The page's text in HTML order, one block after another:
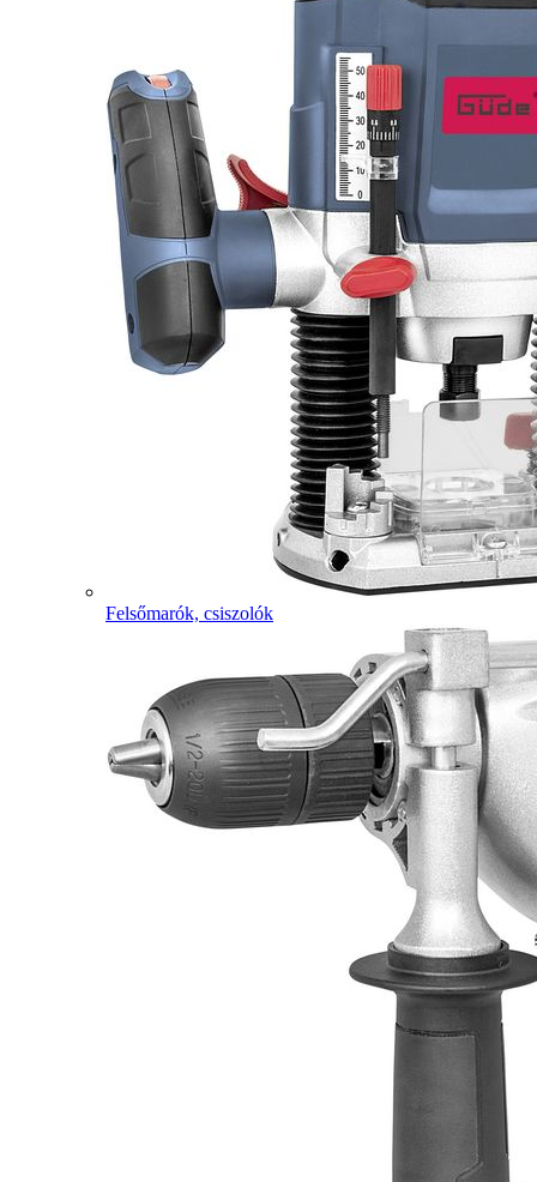
Felsőmarók, csiszolók